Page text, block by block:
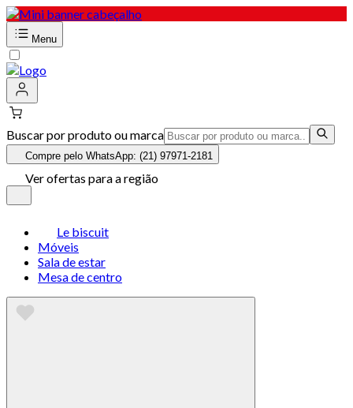
Menu
Buscar por produto ou marca
Compre pelo WhatsApp: (21) 97971-2181
Ver ofertas para a região
Le biscuit
Móveis
Sala de estar
Mesa de centro